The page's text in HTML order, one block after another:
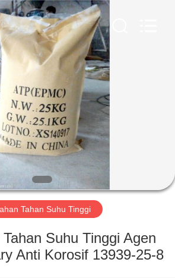
Tahan Suhu Tinggi
Suhu Tinggi Agen
Anti Korosif 13939-25-8